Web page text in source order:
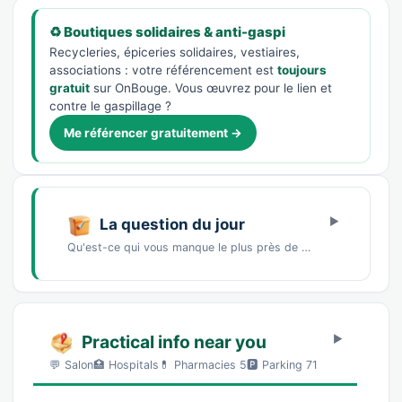
♻️ Boutiques solidaires & anti-gaspi
Recycleries, épiceries solidaires, vestiaires,
associations : votre référencement est toujours
gratuit sur OnBouge. Vous œuvrez pour le lien et
contre le gaspillage ?
Me référencer gratuitement →
La question du jour
Qu'est-ce qui vous manque le plus près de chez vous ?Un marché de producteursDes commerces…
Practical info near you
💬 Salon🏥 Hospitals💊 Pharmacies 5🅿️ Parking 71